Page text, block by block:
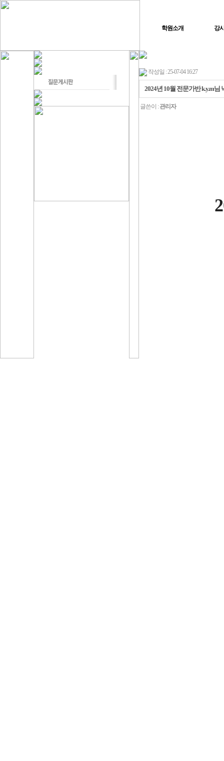
학원소개 강
작성일 : 25-07-04 16:27
2024년 10월 전문가반 k.y.m
글쓴이 : 관리자